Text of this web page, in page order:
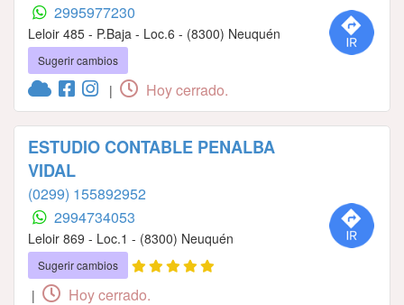
2995977230
Leloir 485 - P.Baja - Loc.6 - (8300) Neuquén
Sugerir cambios
| Hoy cerrado.
ESTUDIO CONTABLE PENALBA
VIDAL
(0299) 155892952
2994734053
Leloir 869 - Loc.1 - (8300) Neuquén
Sugerir cambios
| Hoy cerrado.